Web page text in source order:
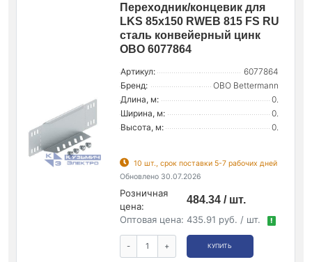
Переходник/концевик для
LKS 85х150 RWEB 815 FS RU
сталь конвейерный цинк
OBO 6077864
Артикул:
6077864
Бренд:
OBO Bettermann
Длина, м:
0.
Ширина, м:
0.
Высота, м:
0.
10 шт., срок поставки 5-7 рабочих дней
Обновлено 30.07.2026
Розничная
цена:
484.34 / шт.
Оптовая цена: 435.91 руб. / шт. !
- + КУПИТЬ